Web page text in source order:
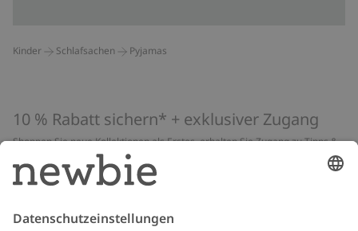
Kinder Schlafsachen Pyjamas
10 % Rabatt sichern* + exklusiver Zugang
Shoppen Sie neue Kollektionen als Erstes, erhalten Sie Zugang zu Tipps &
Guides und profitieren Sie von exklusiven Angeboten
*Gilt nur für deine erste Bestellung und ist nicht mit anderen Rabatten
oder Angeboten kombinierbar. Gilt nicht für limitierte Artikel. Lies unsere